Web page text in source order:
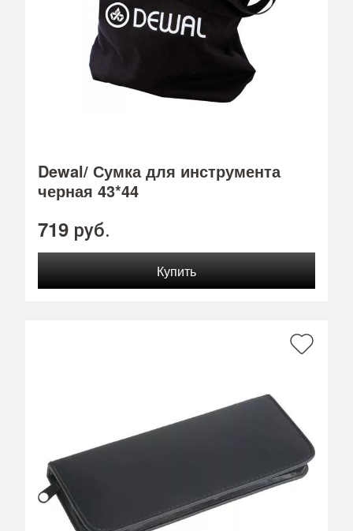
Dewal/ Сумка для инструмента
черная 43*44
719 руб.